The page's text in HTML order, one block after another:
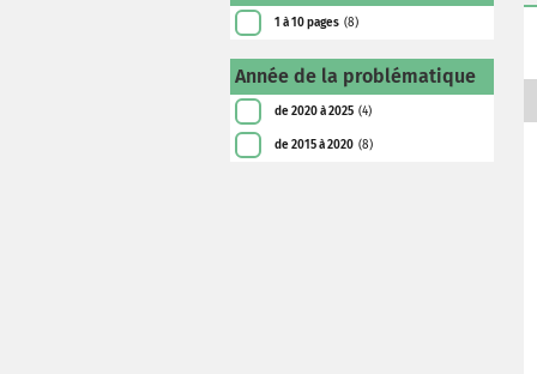
1 à 10 pages (8)
Année de la problématique
de 2020 à 2025 (4)
de 2015 à 2020 (8)